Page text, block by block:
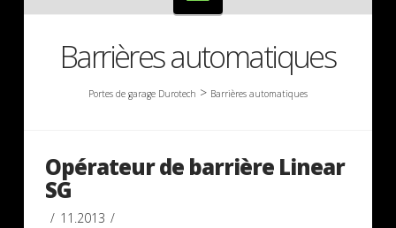
Barrières automatiques
Portes de garage Durotech > Barrières automatiques
Opérateur de barrière Linear
SG
11.2013